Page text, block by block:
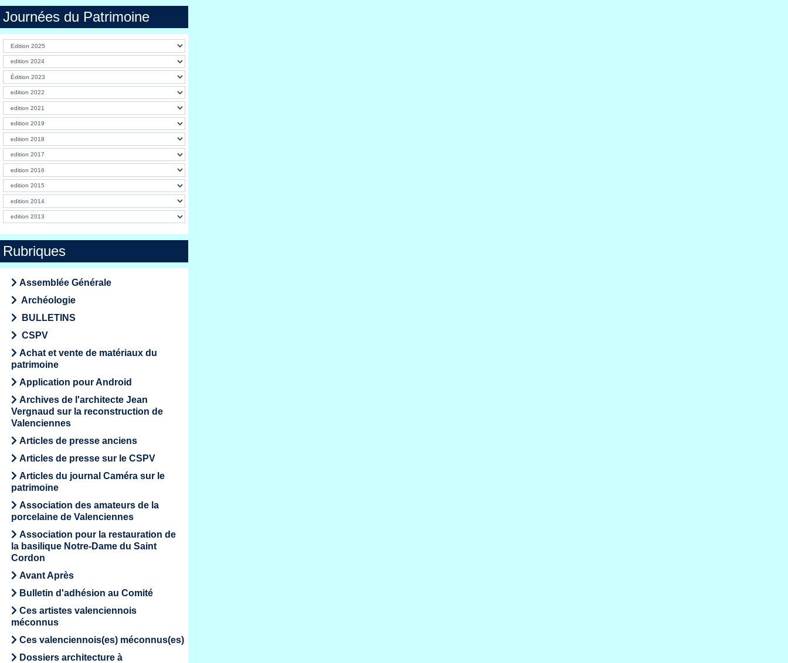
Journées du Patrimoine
Rubriques
Assemblée Générale
Archéologie
BULLETINS
CSPV
Achat et vente de matériaux du
patrimoine
Application pour Android
Archives de l'architecte Jean
Vergnaud sur la reconstruction de
Valenciennes
Articles de presse anciens
Articles de presse sur le CSPV
Articles du journal Caméra sur le
patrimoine
Association des amateurs de la
porcelaine de Valenciennes
Association pour la restauration de
la basilique Notre-Dame du Saint
Cordon
Avant Après
Bulletin d'adhésion au Comité
Ces artistes valenciennois
méconnus
Ces valenciennois(es) méconnus(es)
Dossiers architecture à